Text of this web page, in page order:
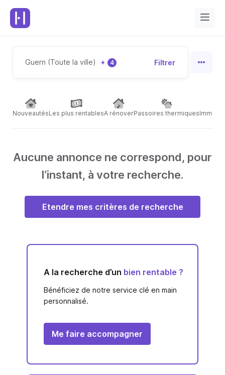
Guern (Toute la ville) + 4 Filtrer
NouveautésLes plus rentablesA rénoverPassoires thermiques
Aucune annonce ne correspond, pour
l’instant, à votre recherche.
Etendre mes critères de recherche
A la recherche d’un bien rentable ?
Bénéficiez de notre service clé en main
personnalisé.
Me faire accompagner